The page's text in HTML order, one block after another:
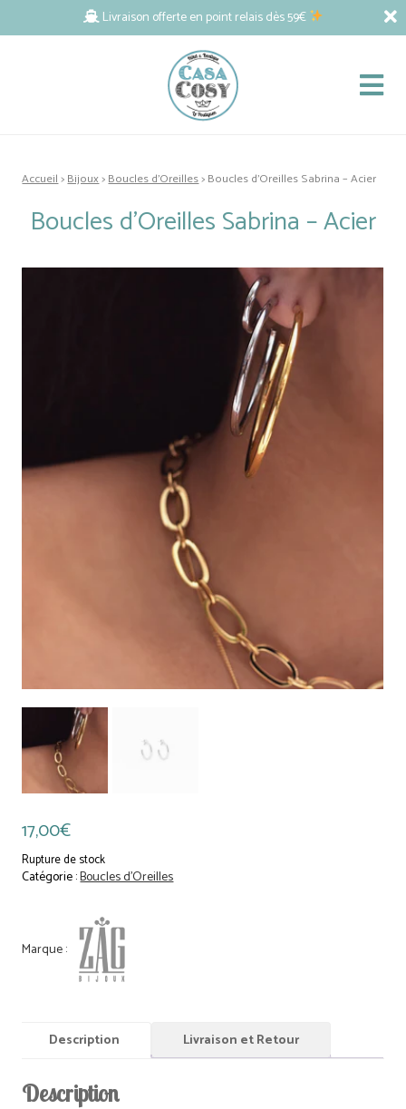
Livraison offerte en point relais dès 59€
Accueil>Bijoux>Boucles d'Oreilles> Boucles d’Oreilles Sabrina – Acier
Boucles d’Oreilles Sabrina – Acier
17,00€
Rupture de stock
Catégorie :Boucles d'Oreilles
Description Livraison et Retour
Description